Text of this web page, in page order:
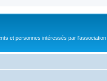
et personnes intéressés par